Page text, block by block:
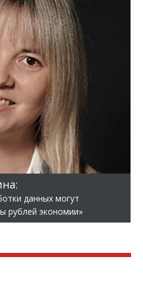
данных могут
рублей экономии»